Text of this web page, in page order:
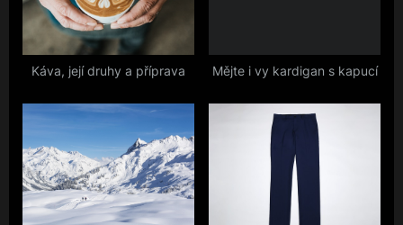
Káva, její druhy a příprava Mějte i vy kardigan s kapucí